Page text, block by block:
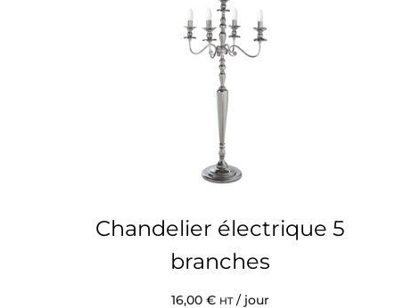
Chandelier électrique 5
branches
16,00 € HT/ jour